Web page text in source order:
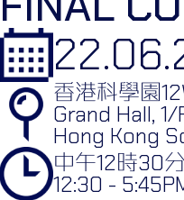
香港科學園
Grand Hall, 1/
Hong Kong
中午12時30
12:30 -